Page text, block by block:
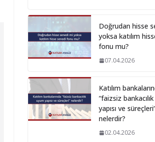
Doğrudan hisse
yoksa katılım
fonu mu?
07.04.2026
Katılım
“faizsiz
yapısı ve
nelerdir?
02.04.2026